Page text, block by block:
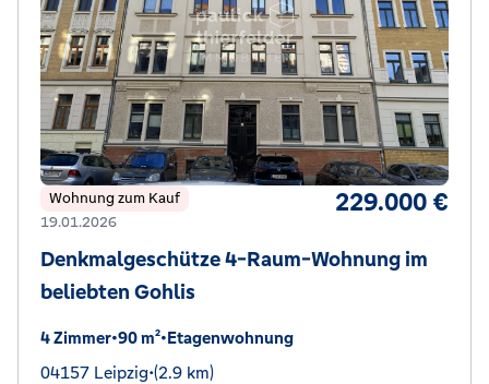
Wohnung zum Kauf
19.01.2026
229.000 €
Denkmalgeschütze 4-Raum-Wohnung im
beliebten Gohlis
4 Zimmer•90 m²•Etagenwohnung
04157 Leipzig•(2.9 km)